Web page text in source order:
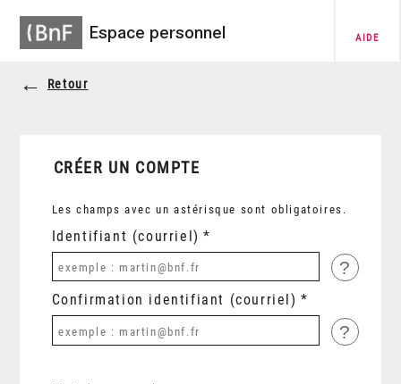
Espace personnel AIDE
Retour
CRÉER UN COMPTE
Les champs avec un astérisque sont obligatoires.
Identifiant (courriel)
?
Confirmation identifiant (courriel)
?